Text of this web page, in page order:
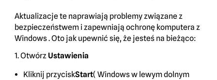
Aktualizacje te naprawiają problemy związane z
bezpieczeństwem i zapewniają ochronę komputera z
Windows . Oto jak upewnić się, że jesteś na bieżąco:
1. Otwórz Ustawienia
Kliknij przyciskStart( Windows w lewym dolnym